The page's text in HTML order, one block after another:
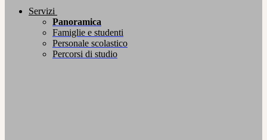
Servizi
Panoramica
Famiglie e studenti
Personale scolastico
Percorsi di studio